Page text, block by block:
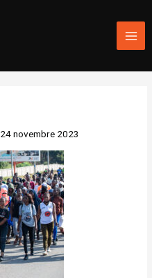
24 novembre 2023